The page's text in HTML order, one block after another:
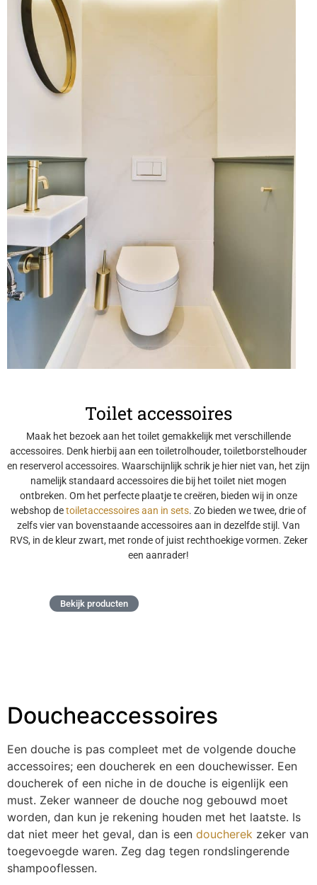
Toilet accessoires
Maak het bezoek aan het toilet gemakkelijk met verschillende
accessoires. Denk hierbij aan een toiletrolhouder, toiletborstelhouder
en reserverol accessoires. Waarschijnlijk schrik je hier niet van, het zijn
namelijk standaard accessoires die bij het toilet niet mogen
ontbreken. Om het perfecte plaatje te creëren, bieden wij in onze
webshop detoiletaccessoires aan in sets. Zo bieden we twee, drie of
zelfs vier van bovenstaande accessoires aan in dezelfde stijl. Van
RVS, in de kleur zwart, met ronde of juist rechthoekige vormen. Zeker
een aanrader!
Bekijk producten
Doucheaccessoires
Een douche is pas compleet met de volgende douche
accessoires; een doucherek en een douchewisser. Een
doucherek of een niche in de douche is eigenlijk een
must. Zeker wanneer de douche nog gebouwd moet
worden, dan kun je rekening houden met het laatste. Is
dat niet meer het geval, dan is een doucherek zeker van
toegevoegde waren. Zeg dag tegen rondslingerende
shampooflessen.